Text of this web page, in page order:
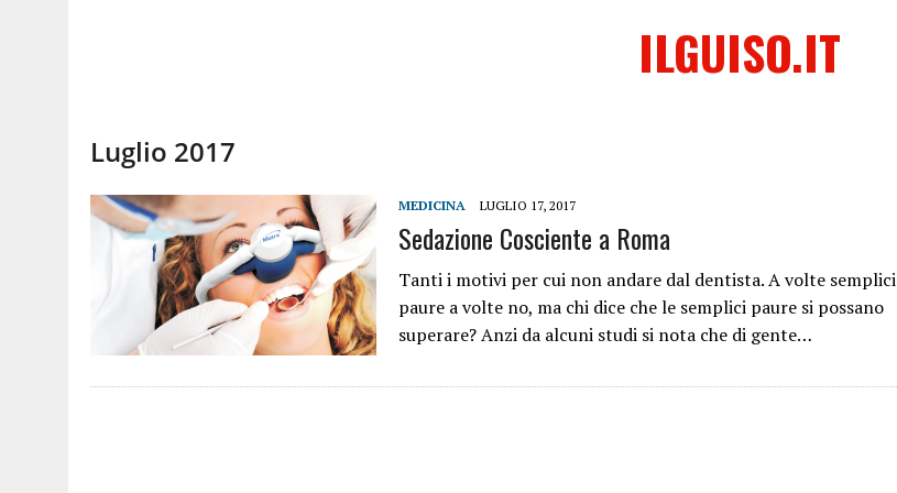
ILGUISO.IT
Luglio 2017
MEDICINA LUGLIO 17, 2017
Sedazione Cosciente a Roma
Tanti i motivi per cui non andare dal dentista. A volte semplici
paure a volte no, ma chi dice che le semplici paure si possano
superare? Anzi da alcuni studi si nota che di gente…